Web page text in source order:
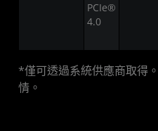
PCIe®
4.0
*僅可透過系統供應商取得
情。